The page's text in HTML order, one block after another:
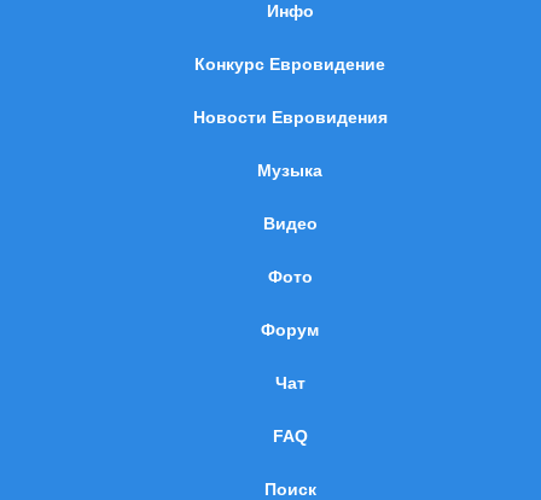
Инфо
Конкурс Евровидение
Новости Евровидения
Музыка
Видео
Фото
Форум
Чат
FAQ
Поиск